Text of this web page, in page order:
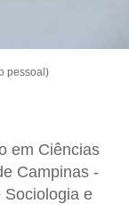
pessoal)
em Ciências
Campinas -
Sociologia e